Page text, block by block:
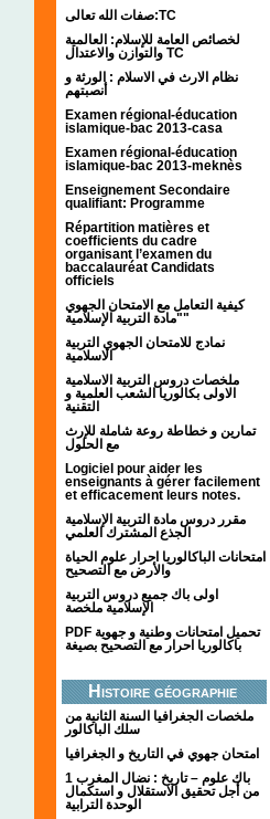
صفات الله تعالى:TC
لخصائص العامة للإسلام: العالمية
والتوازن والاعتدال TC
نظام الارث في الاسلام : الورثة و
أنصبتهم
Examen régional-éducation
islamique-bac 2013-casa
Examen régional-éducation
islamique-bac 2013-meknès
Enseignement Secondaire
qualifiant: Programme
Répartition matières et
coefficients du cadre
organisant l’examen du
baccalauréat Candidats
officiels
كيفية التعامل مع الامتحان الجهوي
"مادة التربية الإسلامية"
نمادج للامتحان الجهوي التربية
الاسلامية
ملخصات دروس التربية الاسلامية
الاولى بكالوريا الشعب العلمية و
التقنية
تمارين و خطاطة روعة شاملة للإرث
مع الحلول
Logiciel pour aider les
enseignants à gérer facilement
et efficacement leurs notes.
مقرر دروس مادة التربية الإسلامية
الجذع المشترك العلمي
امتحانات الباكالوريا احرار علوم الحياة
والأرض مع التصحيح
اولى باك جميع دروس التربية
الإسلامية ملخصة
PDF تحميل امتحانات وطنية و جهوية
باكالوريا احرار مع التصحيح بصيغة
Histoire géographie
ملخصات الجغرافيا السنة الثانية من
سلك الباكالور
امتحان جهوي في التاريخ و الجغرافيا
1 باك علوم – تاريخ : نضال المغرب
من أجل تحقيق الاستقلال و استكمال
الوحدة الترابية